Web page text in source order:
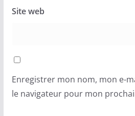
Site web
Enregistrer mon nom, mon e-
le navigateur pour mon